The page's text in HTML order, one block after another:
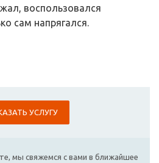
воспользовался
сам напрягался.
УСЛУГУ
мы свяжемся с вами в ближайшее